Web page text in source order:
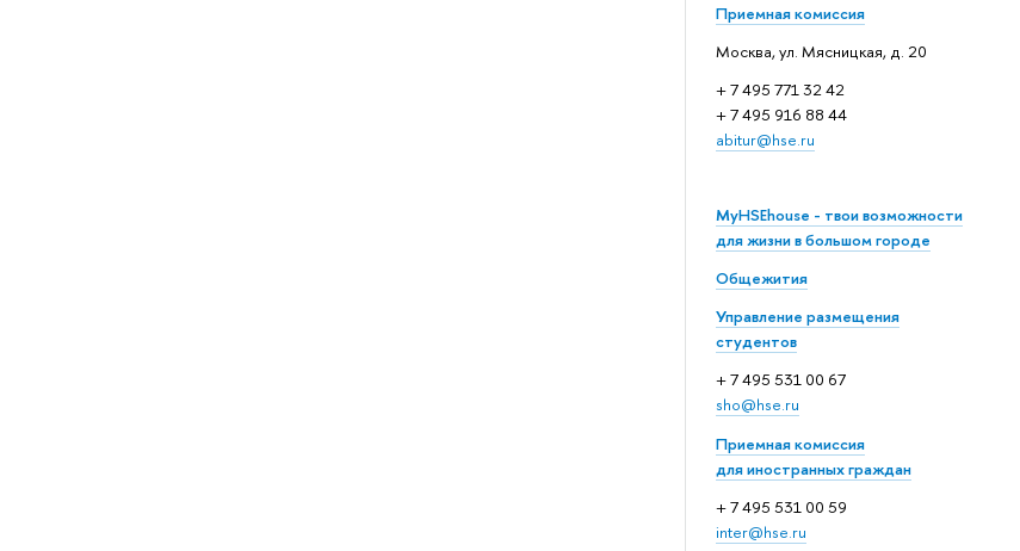
Приемная комиссия
Москва, ул. Мясницкая, д. 20
+ 7 495 771 32 42
+ 7 495 916 88 44
abitur@hse.ru
MyHSEhouse - твои возможности
для жизни в большом городе
Общежития
Управление размещения
студентов
+ 7 495 531 00 67
sho@hse.ru
Приемная комиссия
для иностранных граждан
+ 7 495 531 00 59
inter@hse.ru